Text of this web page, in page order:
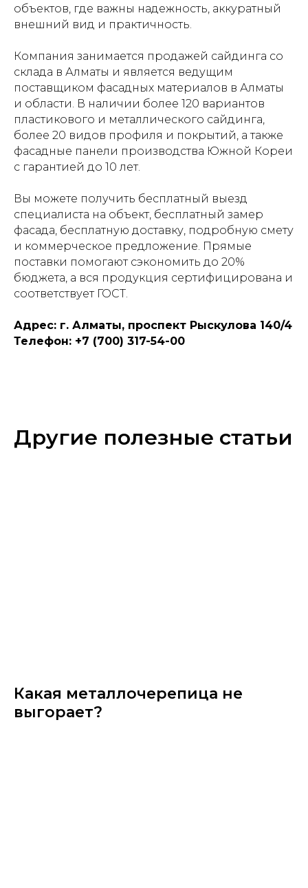
объектов, где важны надежность, аккуратный
внешний вид и практичность.
Компания занимается продажей сайдинга со
склада в Алматы и является ведущим
поставщиком фасадных материалов в Алматы
и области. В наличии более 120 вариантов
пластикового и металлического сайдинга,
более 20 видов профиля и покрытий, а также
фасадные панели производства Южной Кореи
с гарантией до 10 лет.
Вы можете получить бесплатный выезд
специалиста на объект, бесплатный замер
фасада, бесплатную доставку, подробную смету
и коммерческое предложение. Прямые
поставки помогают сэкономить до 20%
бюджета, а вся продукция сертифицирована и
соответствует ГОСТ.
Адрес: г. Алматы, проспект Рыскулова 140/4
Телефон: +7 (700) 317-54-00
Другие полезные статьи
Какая металлочерепица не
выгорает?